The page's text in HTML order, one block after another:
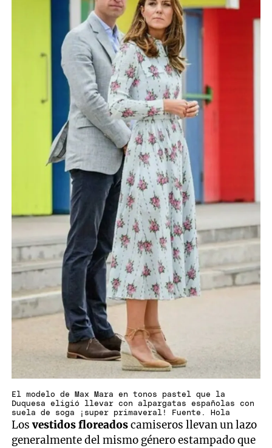
El modelo de Max Mara en tonos pastel que la
Duquesa eligió llevar con alpargatas españolas con
suela de soga ¡super primaveral! Fuente. Hola
Losvestidos floreadoscamiseros llevan un lazo
generalmente del mismo género estampado que